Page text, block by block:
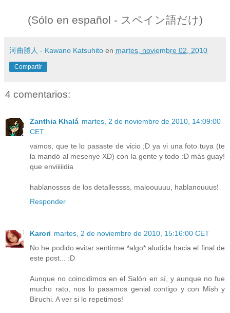
(Sólo en español - スペイン語だけ)
河曲勝人 - Kawano Katsuhito en martes, noviembre 02, 2010
Compartir
4 comentarios:
Zanthia Khalá martes, 2 de noviembre de 2010, 14:09:00
CET
vamos, que te lo pasaste de vicio ;D ya vi una foto tuya (te
la mandó al mesenye XD) con la gente y todo :D más guay!
que enviiiiidia
hablanossss de los detallessss, maloouuuu, hablanouuus!
Responder
Karori martes, 2 de noviembre de 2010, 15:16:00 CET
No he podido evitar sentirme *algo* aludida hacia el final de
este post... :D
Aunque no coincidimos en el Salón en sí, y aunque no fue
mucho rato, nos lo pasamos genial contigo y con Mish y
Biruchi. A ver si lo repetimos!